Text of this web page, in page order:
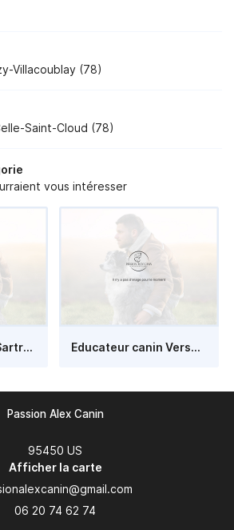
Villacoublay (78)
Saint-Cloud (78)
vous intéresser
Educateur canin Sartrouville (78) Educateur canin Versailles (78)
Passion Alex Canin
95450 US
Afficher la carte
06 20 74 62 74